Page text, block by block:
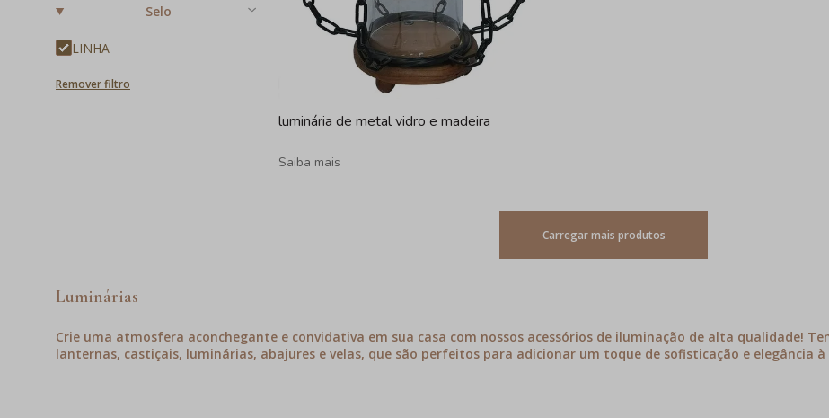
Selo
LINHA
Remover filtro
luminária de metal vidro e madeira
Saiba mais
Carregar mais produtos
Luminárias
Crie uma atmosfera aconchegante e convidativa em sua casa com nossos acessórios de iluminação de alta qualidade!
lanternas, castiçais, luminárias, abajures e velas, que são perfeitos para adicionar um toque de sofisticação e elegância à